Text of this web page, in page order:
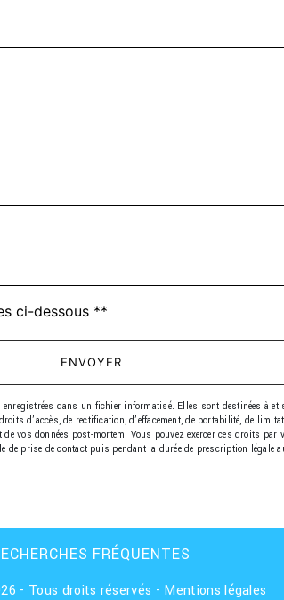
ci-dessous **
ENVOYER
dans un fichier informatisé. Elles sont destinées à
d’accès, de rectification, d’effacement, de portabilité, de
vos données post-mortem. Vous pouvez exercer ces droits
prise de contact puis pendant la durée de prescription
FRÉQUENTES
- Tous droits réservés - Mentions légales